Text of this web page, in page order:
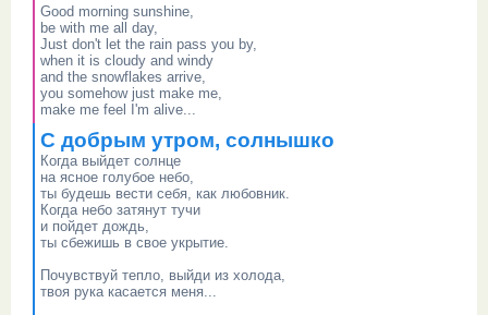
Good morning sunshine,
be with me all day,
Just don't let the rain pass you by,
when it is cloudy and windy
and the snowflakes arrive,
you somehow just make me,
make me feel I'm alive...
С добрым утром, солнышко
Когда выйдет солнце
на ясное голубое небо,
ты будешь вести себя, как любовник.
Когда небо затянут тучи
и пойдет дождь,
ты сбежишь в свое укрытие.
Почувствуй тепло, выйди из холода,
твоя рука касается меня...